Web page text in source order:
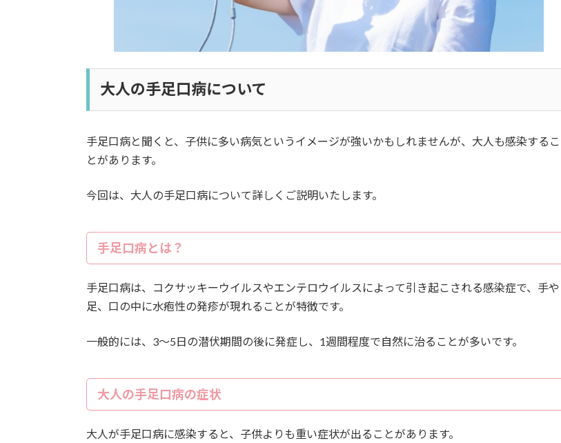
大人の手足口病について
手足口病と聞くと、子供に多い病気というイメージが強いかもしれませんが、大人も感染するこ
とがあります。
今回は、大人の手足口病について詳しくご説明いたします。
手足口病とは？
手足口病は、コクサッキーウイルスやエンテロウイルスによって引き起こされる感染症で、手や
足、口の中に水疱性の発疹が現れることが特徴です。
一般的には、3～5日の潜伏期間の後に発症し、1週間程度で自然に治ることが多いです。
大人の手足口病の症状
大人が手足口病に感染すると、子供よりも重い症状が出ることがあります。